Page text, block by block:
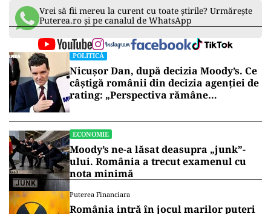
Vrei să fii mereu la curent cu toate știrile? Urmărește
Puterea.ro și pe canalul de WhatsApp
POLITICĂ
Nicușor Dan, după decizia Moody’s. Ce
câștigă românii din decizia agenției de
rating: „Perspectiva rămâne
ECONOMIE
Moody’s ne-a lăsat deasupra „junk”-
ului. România a trecut examenul cu
nota minimă
Puterea Financiara
România intră în jocul marilor puteri